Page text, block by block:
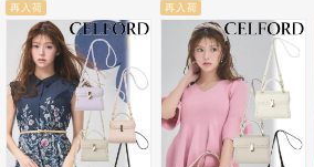
再入荷 再入荷